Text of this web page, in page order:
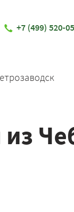
+7 (499) 520-